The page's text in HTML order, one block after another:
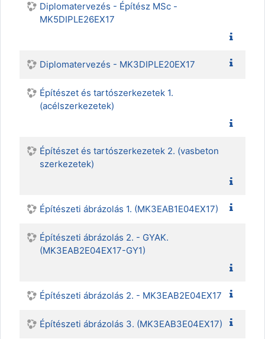
Diplomatervezés - Építész MSc -
MK5DIPLE26EX17
Diplomatervezés - MK3DIPLE20EX17
Építészet és tartószerkezetek 1.
(acélszerkezetek)
Építészet és tartószerkezetek 2. (vasbeton
szerkezetek)
Építészeti ábrázolás 1. (MK3EAB1E04EX17)
Építészeti ábrázolás 2. - GYAK.
(MK3EAB2E04EX17-GY1)
Építészeti ábrázolás 2. - MK3EAB2E04EX17
Építészeti ábrázolás 3. (MK3EAB3E04EX17)